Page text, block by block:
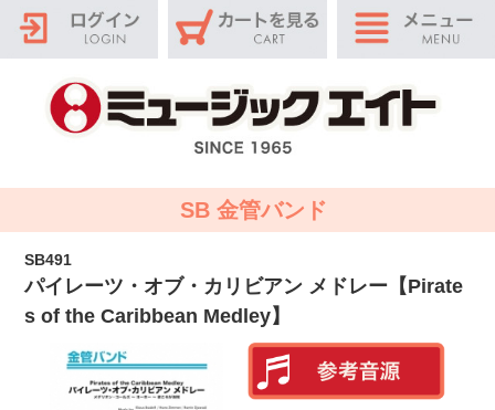
SB 金管バンド
SB491
パイレーツ・オブ・カリビアン メドレー【Pirate
s of the Caribbean Medley】